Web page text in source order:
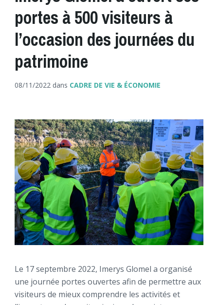
portes à 500 visiteurs à
l’occasion des journées du
patrimoine
08/11/2022 dans CADRE DE VIE & ÉCONOMIE
Le 17 septembre 2022, Imerys Glomel a organisé
une journée portes ouvertes afin de permettre aux
visiteurs de mieux comprendre les activités et